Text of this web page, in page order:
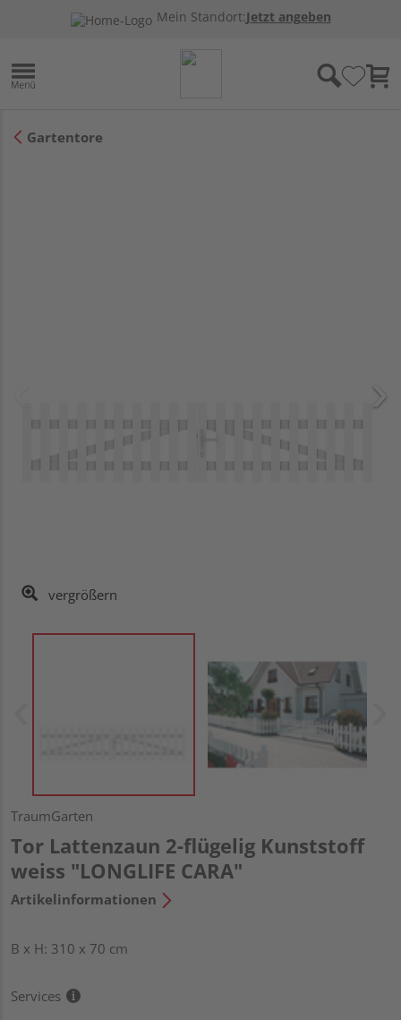
Mein Standort:Jetzt angeben
Gartentore
vergrößern
TraumGarten
Tor Lattenzaun 2-flügelig Kunststoff
weiss "LONGLIFE CARA"
Artikelinformationen
B x H: 310 x 70 cm
Services